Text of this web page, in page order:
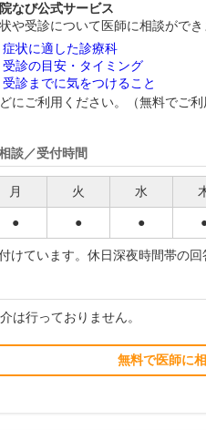
なび公式サービス
や受診について医師に相談ができ
症状に適した診療科
受診の目安・タイミング
受診までに気をつけること
にご利用ください。（無料でご利
談／受付時間
月 火 水
● ● ●
けています。休日深夜時間帯の回
は行っておりません。
無料で医師に